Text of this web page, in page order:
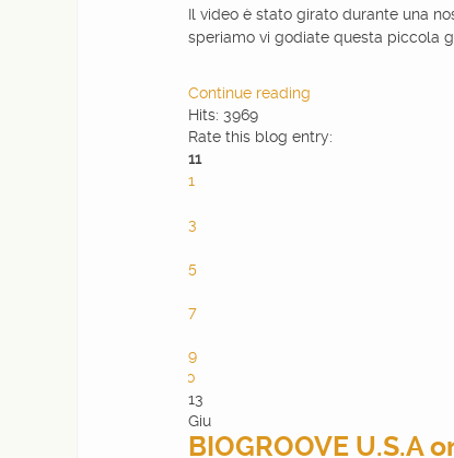
Il video è stato girato durante una
speriamo vi godiate questa piccola
Continue reading
Hits: 3969
Rate this blog entry:
11
1
3
5
7
9
10
13
Giu
BIOGROOVE U.S.A